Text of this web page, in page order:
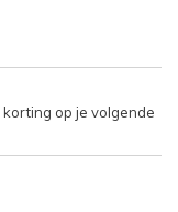
korting op je volgende